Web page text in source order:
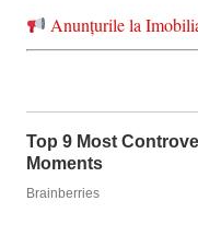
Anunțurile la